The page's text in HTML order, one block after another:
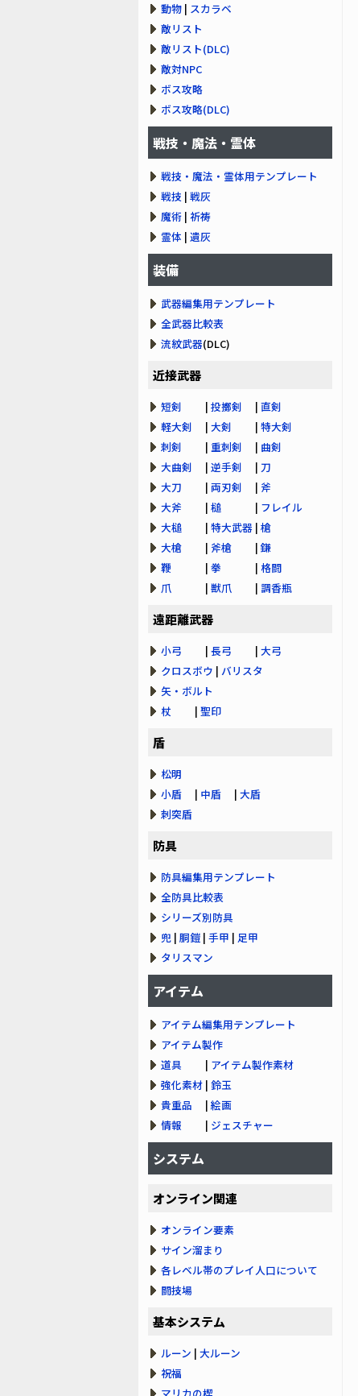
動物 | スカラベ
敵リスト
敵リスト(DLC)
敵対NPC
ボス攻略
ボス攻略(DLC)
戦技・魔法・霊体
戦技・魔法・霊体用テンプレート
戦技 | 戦灰
魔術 | 祈祷
霊体 | 遺灰
装備
武器編集用テンプレート
全武器比較表
流紋武器(DLC)
近接武器
短剣 | 投擲剣 | 直剣
軽大剣 | 大剣 | 特大剣
刺剣 | 重刺剣 | 曲剣
大曲剣 | 逆手剣 | 刀
大刀 | 両刃剣 | 斧
大斧 | 槌 | フレイル
大槌 | 特大武器 | 槍
大槍 | 斧槍 | 鎌
鞭 | 拳 | 格闘
爪 | 獣爪 | 調香瓶
遠距離武器
小弓 | 長弓 | 大弓
クロスボウ | バリスタ
矢・ボルト
杖 | 聖印
盾
松明
小盾 | 中盾 | 大盾
刺突盾
防具
防具編集用テンプレート
全防具比較表
シリーズ別防具
兜 | 胴鎧 | 手甲 | 足甲
タリスマン
アイテム
アイテム編集用テンプレート
アイテム製作
道具 | アイテム製作素材
強化素材 | 鈴玉
貴重品 | 絵画
情報 | ジェスチャー
システム
オンライン関連
オンライン要素
サイン溜まり
各レベル帯のプレイ人口について
闘技場
基本システム
ルーン | 大ルーン
祝福